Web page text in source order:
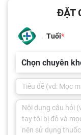
ĐẶT
Tuổi
Chọn chuyên